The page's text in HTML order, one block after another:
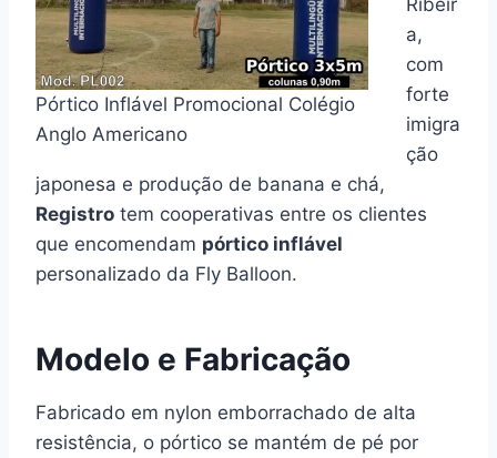
Pórtico Inflável Promocional Colégio
Anglo Americano
Ribeir
a,
com
forte
imigra
ção
japonesa e produção de banana e chá,
Registro tem cooperativas entre os clientes
que encomendam pórtico inflável
personalizado da Fly Balloon.
Modelo e Fabricação
Fabricado em nylon emborrachado de alta
resistência, o pórtico se mantém de pé por